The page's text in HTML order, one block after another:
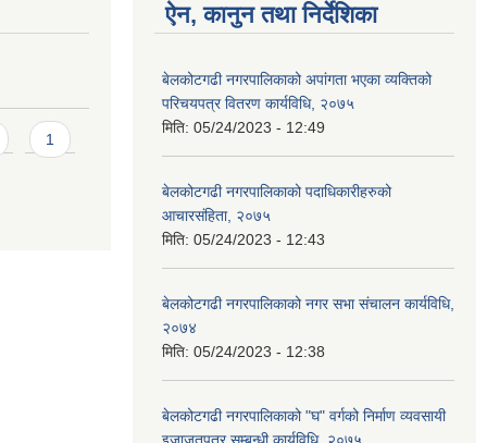
1
ऐन, कानुन तथा निर्देशिका
बेलकोटगढी नगरपालिकाको अपांगता भएका व्यक्तिको
परिचयपत्र वितरण कार्यविधि, २०७५
मिति: 05/24/2023 - 12:49
बेलकोटगढी नगरपालिकाको पदाधिकारीहरुको
आचारसंहिता, २०७५
मिति: 05/24/2023 - 12:43
बेलकोटगढी नगरपालिकाको नगर सभा संचालन कार्यविधि,
२०७४
मिति: 05/24/2023 - 12:38
बेलकोटगढी नगरपालिकाको "घ" वर्गको निर्माण व्यवसायी